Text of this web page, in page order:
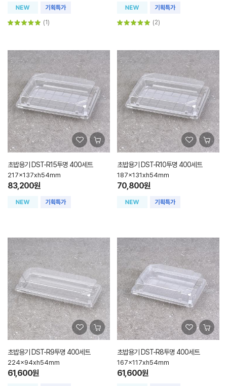
(1) (2)
초밥용기 DST-R15투명 400세트
217x137xh54mm
83,200원
초밥용기 DST-R10투명 400세트
187x131xh54mm
70,800원
초밥용기 DST-R9투명 400세트
224x94xh54mm
61,600원
초밥용기 DST-R8투명 400세트
167x117xh54mm
61,600원